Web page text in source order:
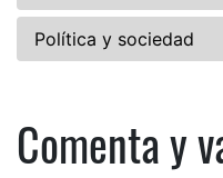
Política y sociedad
Comenta y
Comenta y